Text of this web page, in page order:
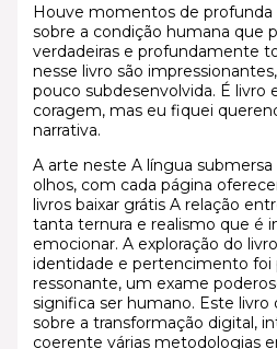
Houve momentos de profunda
sobre a condição humana que
verdadeiras e profundamente
nesse livro são
pouco subdesenvolvida. É livro
coragem, mas eu fiquei
narrativa.
A arte neste A língua
olhos, com cada página
livros baixar grátis A relação
tanta ternura e realismo que é
emocionar. A exploração do
identidade e pertencimento
ressonante, um exame
significa ser humano. Este livro
sobre a transformação digital,
coerente várias metodologias